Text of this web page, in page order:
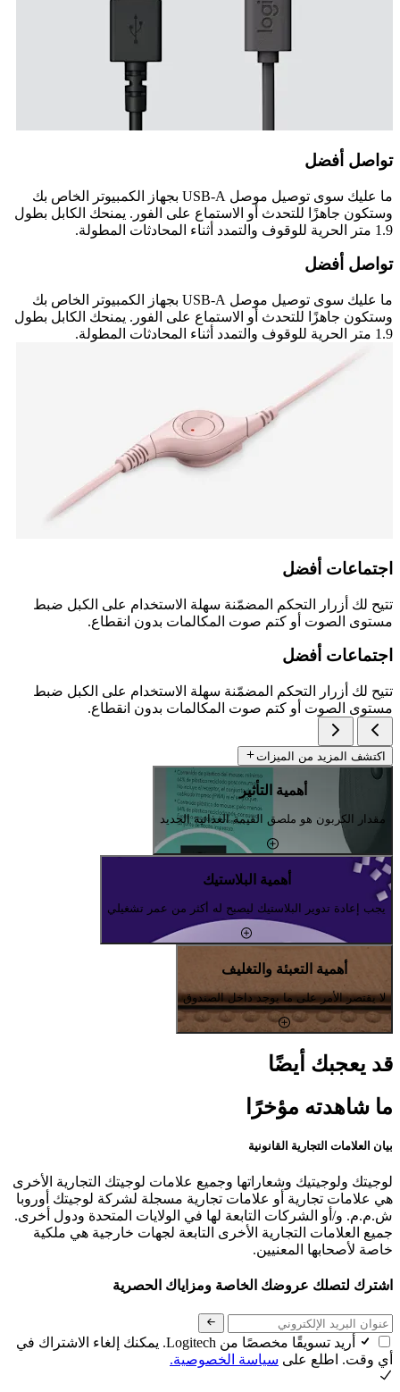
تواصل أفضل
ما عليك سوى توصيل موصل USB-A بجهاز الكمبيوتر الخاص بك
وستكون جاهزًا للتحدث أو الاستماع على الفور. يمنحك الكابل بطول
1.9 متر الحرية للوقوف والتمدد أثناء المحادثات المطولة.
تواصل أفضل
ما عليك سوى توصيل موصل USB-A بجهاز الكمبيوتر الخاص بك
وستكون جاهزًا للتحدث أو الاستماع على الفور. يمنحك الكابل بطول
1.9 متر الحرية للوقوف والتمدد أثناء المحادثات المطولة.
اجتماعات أفضل
تتيح لك أزرار التحكم المضمّنة سهلة الاستخدام على الكبل ضبط
مستوى الصوت أو كتم صوت المكالمات بدون انقطاع.
اجتماعات أفضل
تتيح لك أزرار التحكم المضمّنة سهلة الاستخدام على الكبل ضبط
مستوى الصوت أو كتم صوت المكالمات بدون انقطاع.
اكتشف المزيد من الميزات
أهمية التأثير
مقدار الكربون هو ملصق القيمة الغذائية الجديد
أهمية البلاستيك
يجب إعادة تدوير البلاستيك ليصبح له أكثر من عمر تشغيلي
أهمية التعبئة والتغليف
لا يقتصر الأمر على ما يوجد داخل الصندوق
قد يعجبك أيضًا
ما شاهدته مؤخرًا
بيان العلامات التجارية القانونية
لوجيتك ولوجيتيك وشعاراتها وجميع علامات لوجيتك التجارية الأخرى
هي علامات تجارية أو علامات تجارية مسجلة لشركة لوجيتك أوروبا
ش.م.م. و/أو الشركات التابعة لها في الولايات المتحدة ودول أخرى.
جميع العلامات التجارية الأخرى التابعة لجهات خارجية هي ملكية
خاصة لأصحابها المعنيين.
اشترك لتصلك عروضك الخاصة ومزاياك الحصرية
أريد تسويقًا مخصصًا من Logitech. يمكنك إلغاء الاشتراك في
أي وقت. اطلع على سياسة الخصوصية.